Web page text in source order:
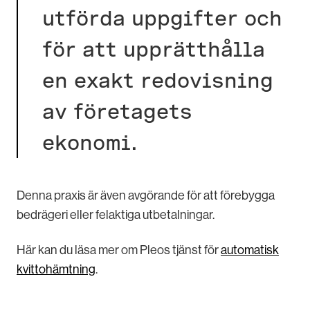
utförda uppgifter och
för att upprätthålla
en exakt redovisning
av företagets
ekonomi.
Denna praxis är även avgörande för att förebygga
bedrägeri eller felaktiga utbetalningar.
Här kan du läsa mer om Pleos tjänst förautomatisk
kvittohämtning.